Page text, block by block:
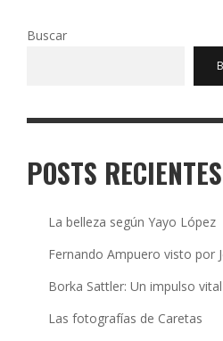
Buscar
POSTS RECIENTES
La belleza según Yayo López
Fernando Ampuero visto por
Borka Sattler: Un impulso vital
Las fotografías de Caretas